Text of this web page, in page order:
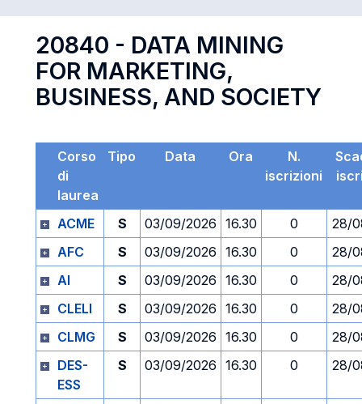
20840 - DATA MINING
FOR MARKETING,
BUSINESS, AND SOCIETY
Corso
di
laurea
Tipo Data Ora
N.
iscrizioni
ACME S 03/09/2026 16.30 0
28/
AFC
S 03/09/2026 16.30 0
28/
AI
S 03/09/2026 16.30 0
28/
CLELI
S 03/09/2026 16.30 0
28/
CLMG
S 03/09/2026 16.30 0
28/
DES-
ESS
S 03/09/2026 16.30 0 28/